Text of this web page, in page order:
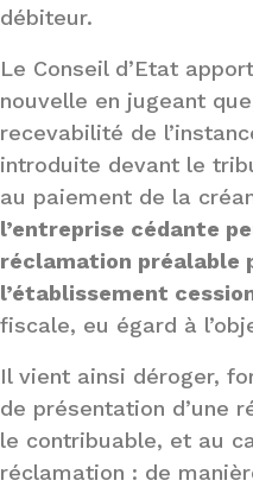
débiteur.
Le Conseil d’Etat
nouvelle en jugeant
recevabilité de
introduite devant le
au paiement de la
l’entreprise cédante
réclamation préalable
l’établissement
fiscale, eu égard à
Il vient ainsi déroger,
de présentation d’une
le contribuable, et au
réclamation : de